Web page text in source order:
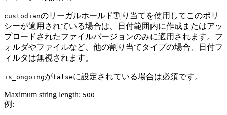
custodianのリーガルホールド割り当てを使用してこのポリ
シーが適用されている場合は、日付範囲内に作成またはアッ
プロードされたファイルバージョンのみに適用されます。フ
ォルダやファイルなど、他の割り当てタイプの場合、日付フ
ィルタは無視されます。
is_ongoingがfalseに設定されている場合は必須です。
Maximum string length: 500
例 :